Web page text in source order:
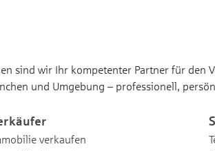
sind wir Ihr kompetenter Partner für den
und Umgebung – professionell,
verkaufen